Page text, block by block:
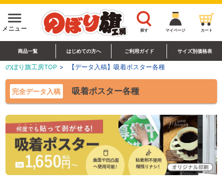
menu
メニュー 探す マイページ カート
商品一覧 はじめての方へ ご利用ガイド サイズ別価格表
のぼり旗工房TOP > 【データ入稿】吸着ポスター各種
完全データ入稿 吸着ポスター各種